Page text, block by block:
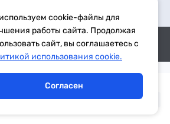
от 21.11.2014 выдано Федеральной
cookie-файлы для
работы сайта. Продолжая
сайт, вы соглашаетесь с
использования cookie.
Согласен